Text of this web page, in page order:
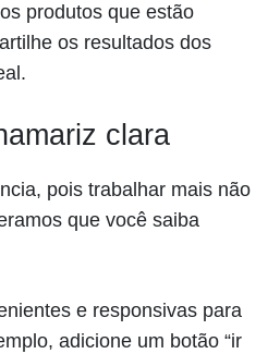
produtos que estão
os resultados dos
clara
pois trabalhar mais não
que você saiba
e responsivas para
adicione um botão “ir